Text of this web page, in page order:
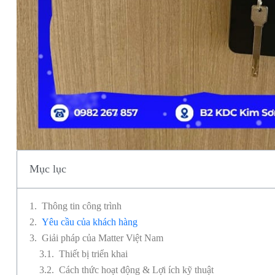
Mục lục
Thông tin công trình
Yêu cầu của khách hàng
Giải pháp của Matter Việt Nam
Thiết bị triển khai
Cách thức hoạt động & Lợi ích kỹ thuật